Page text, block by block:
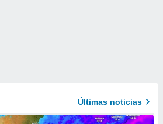
Últimas noticias